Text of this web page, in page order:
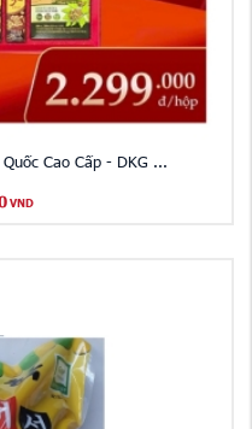
Cao Cấp - DKG ...
VND